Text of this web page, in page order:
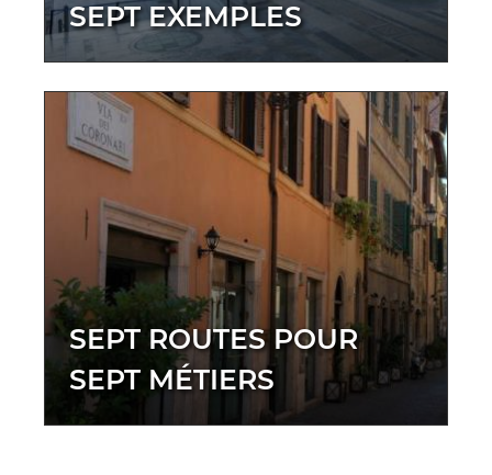
SEPT EXEMPLES
SEPT ROUTES POUR
SEPT MÉTIERS